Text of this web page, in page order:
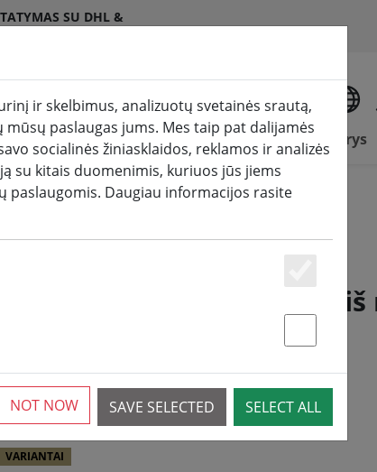
SU DHL &
ir maistas Gyvenimas Vonios kambarys
Zone padėkliukas, pintas iš
1 Prieinama
VARIANTAI
ir skelbimus, analizuotų svetainės srautą,
paslaugas jums. Mes taip pat dalijamės
socialinės žiniasklaidos, reklamos ir analizės
su kitais duomenimis, kuriuos jūs jiems
paslaugomis. Daugiau informacijos rasite
SAVE SELECTED SELECT ALL
NOT NOW